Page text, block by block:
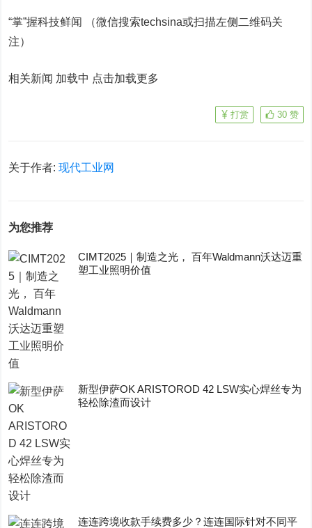
“掌”握科技鲜闻 （微信搜索techsina或扫描左侧二维码关
注）
相关新闻 加载中 点击加载更多
30 赞
打赏
关于作者:现代工业网
为您推荐
CIMT2025｜制造之光， 百年Waldmann沃达迈重
塑工业照明价值
新型伊萨OK ARISTOROD 42 LSW实心焊丝专为
轻松除渣而设计
连连跨境收款手续费多少？连连国际针对不同平